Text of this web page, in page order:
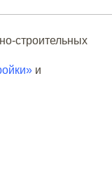
строительных
и